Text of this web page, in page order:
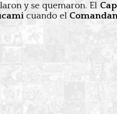
y se quemaron. El
cuando el